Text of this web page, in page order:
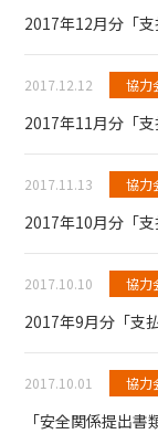
2017年12月分「支
2017.12.12 協力
2017年11月分「支
2017.11.13 協力
2017年10月分「支
2017.10.10 協力
2017年9月分「支
2017.10.01 協力
「安全関係提出書